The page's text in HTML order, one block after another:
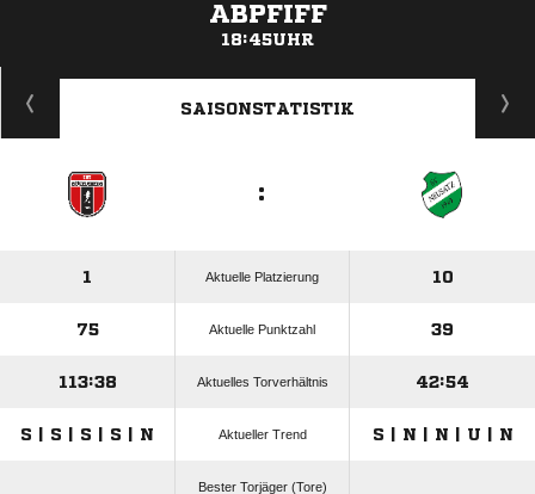
ABPFIFF
18:45UHR
ANZEIGE
SAISONSTATISTIK
:
1 Aktuelle Platzierung 10
75 Aktuelle Punktzahl 39
113:38 Aktuelles Torverhältnis 42:54
S | S | S | S | N Aktueller Trend S | N | N | U | N
Bester Torjäger (Tore)